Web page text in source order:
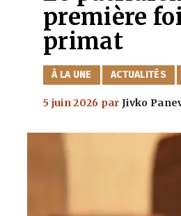
première
primat
CATÉGORIES
À LA UNE ACTUALITÉS
5 juin 2026 parJivko